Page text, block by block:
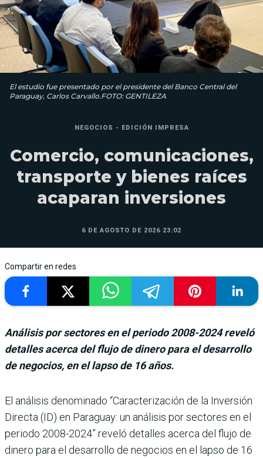
El estudio fue presentado por el presidente del Banco Central del
Paraguay, Carlos Carvallo.FOTO: GENTILEZA
NEGOCIOS - EDICIÓN IMPRESA
Comercio, comunicaciones,
transporte y bienes raíces
acaparan inversiones
6 DE AGOSTO DE 2026 23:02
Compartir en redes
Análisis por sectores en el periodo 2008-2024 reveló
detalles acerca del flujo de dinero para el desarrollo
de negocios, en el lapso de 16 años.
El análisis denominado “Caracterización de la Inversión
Directa (ID) en Paraguay: un análi­sis por sectores en el
periodo 2008-2024” reveló detalles acerca del flujo de
dinero para el desarrollo de negocios en el lapso de 16